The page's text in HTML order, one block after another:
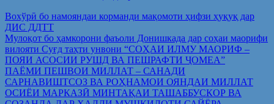
Вохўрӣ бо намояндаи корманди мақомоти ҳифзи ҳуқуқ дар
ДИС ДДТТ
Мулоқот бо ҳамкорони фаъоли Донишкада дар соҳаи маорифи
вилояти Суғд таҳти унвони “СОҲАИ ИЛМУ МАОРИФ –
ПОЯИ АСОСИИ РУШД ВА ПЕШРАФТИ ҶОМЕА”
ПАЁМИ ПЕШВОИ МИЛЛАТ – САНАДИ
САРНАВИШТСОЗ ВА РОҲНАМОИ ОЯНДАИ МИЛЛАТ
ОСИЁИ МАРКАЗӢ МИНТАҚАИ ТАШАББУСКОР ВА